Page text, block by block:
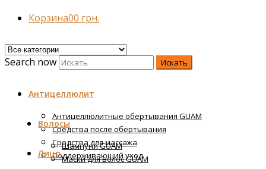
Корзина00 грн.
Search now Искать
Антицеллюлит
Антицеллюлитные обертывания GUAM
Средства после обёртывания
Средства для массажа
Поддерживающий уход
Волосы
Шампуни GUAM
Маски для волос GUAM
Лицо